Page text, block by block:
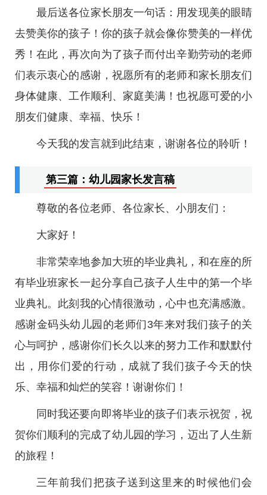
最后送各位家长朋友一句话：用发现美的眼睛
去赞美你的孩子！你的孩子就会像你赞美的一样优
秀！在此，再次向为了孩子而付出辛勤劳动的老师
们表示衷心的感谢，祝愿所有的老师和家长朋友们
身体健康、工作顺利、家庭美满！也祝愿可爱的小
朋友们健康、幸福、快乐！
今天我的发言就到此结束，谢谢各位的聆听！
第三篇：幼儿园家长发言稿
尊敬的各位老师、各位家长、小朋友们：
大家好！
非常荣幸地参加大班的毕业典礼，和在座的所
有毕业班家长一起分享自己孩子人生中的第一个毕
业典礼。此刻我的心情很激动，心中也充满感激。
感谢金码头幼儿园的老师们3年来对我们孩子的关
心与呵护，感谢你们长久以来的努力工作和默默付
出，用你们爱的行动，成就了我们孩子今天的快
乐、幸福和灿烂的笑容！谢谢你们！
同时我还要向即将毕业的孩子们表示祝贺，祝
贺你们顺利的完成了幼儿园的学习，迈出了人生新
的旅程！
三年前我们把孩子送到这里来的时候他们会